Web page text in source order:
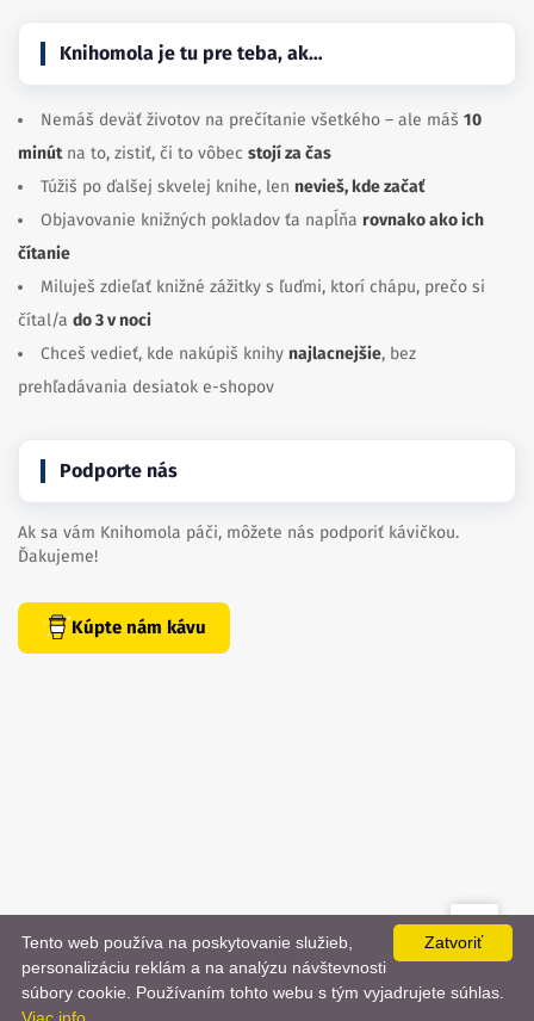
Knihomola je tu pre teba, ak…
Nemáš deväť životov na prečítanie všetkého – ale máš 10
minútna to, zistiť, či to vôbec stojí za čas
Túžiš po ďalšej skvelej knihe, len nevieš, kde začať
Objavovanie knižných pokladov ťa napĺňa rovnako ako ich
čítanie
Miluješ zdieľať knižné zážitky s ľuďmi, ktorí chápu, prečo si
čítal/a do 3 v noci
Chceš vedieť, kde nakúpiš knihy najlacnejšie, bez
prehľadávania desiatok e-shopov
Podporte nás
Ak sa vám Knihomola páči, môžete nás podporiť kávičkou.
Ďakujeme!
Kúpte nám kávu
created bydanielhrenak.sk
📨
Zatvoriť
Tento web používa na poskytovanie služieb,
personalizáciu reklám a na analýzu návštevnosti
súbory cookie. Používaním tohto webu s tým vyjadrujete súhlas.